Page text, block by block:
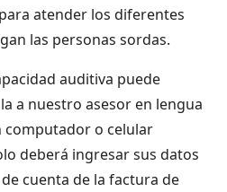
atender los diferentes
las personas sordas.
auditiva puede
a nuestro asesor en lengua
computador o celular
deberá ingresar sus datos
cuenta de la factura de